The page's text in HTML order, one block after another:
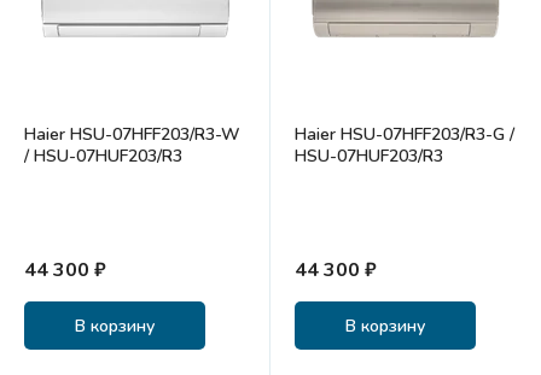
Haier HSU-07HFF203/R3-W
/ HSU-07HUF203/R3
44 300 ₽
В корзину
Haier HSU-07HFF203/R3-G /
HSU-07HUF203/R3
44 300 ₽
В корзину